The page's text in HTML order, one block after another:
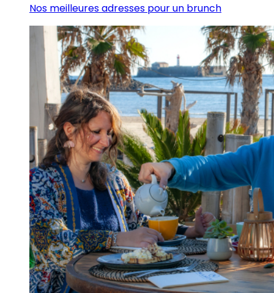
Nos meilleures adresses pour un brunch